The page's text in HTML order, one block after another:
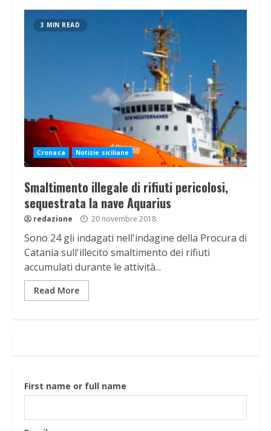
3 MIN READ
Cronaca Notizie siciliane
Smaltimento illegale di rifiuti pericolosi,
sequestrata la nave Aquarius
redazione 20 novembre 2018
Sono 24 gli indagati nell'indagine della Procura di
Catania sull'illecito smaltimento dei rifiuti
accumulati durante le attività...
Read More
First name or full name